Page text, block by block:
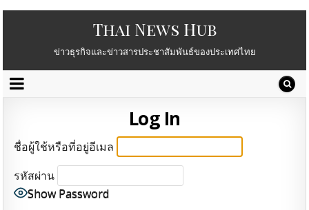
Thai News Hub
ข่าวธุรกิจและข่าวสารประชาสัมพันธ์ของประเทศไทย
Log In
ชื่อผู้ใช้หรือที่อยู่อีเมล
รหัสผ่าน
Show Password